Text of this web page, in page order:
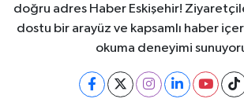
Evi İnşaatını
doğru adres Haber Eskişehir!
dostu bir arayüz ve kapsamlı haber
okuma deneyimi